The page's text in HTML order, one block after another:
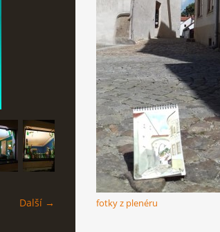
Další → fotky z plenéru